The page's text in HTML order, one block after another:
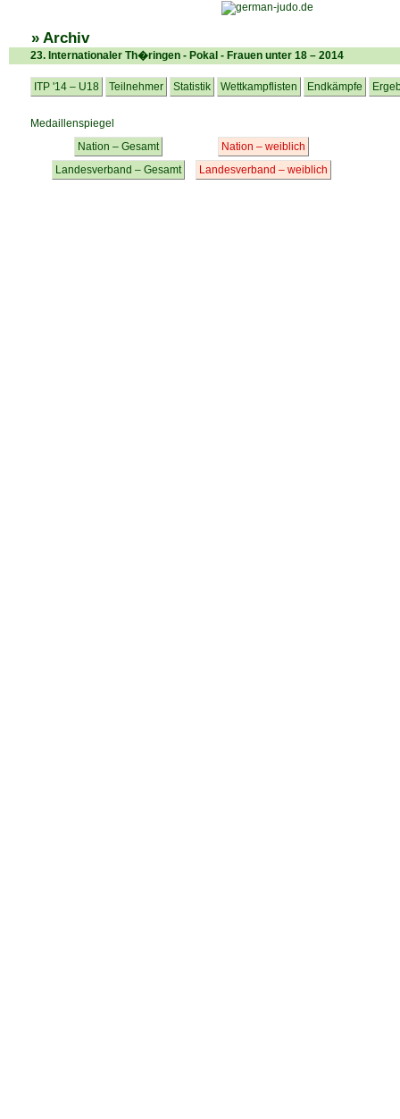
» Archiv
23. Internationaler Th�ringen - Pokal - Frauen unter 18 – 2014
ITP '14 – U18 Teilnehmer Statistik Wettkampflisten Endkämpfe
Medaillenspiegel
Nation – Gesamt
Landesverband – Gesamt
Nation – weiblich
Landesverband – weiblich